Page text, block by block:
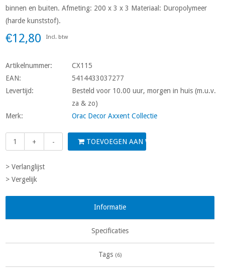
binnen en buiten. Afmeting: 200 x 3 x 3 Materiaal: Duropolymeer
(harde kunststof).
€12,80 Incl. btw
Artikelnummer:
CX115
EAN:
5414433037277
Levertijd:
Besteld voor 10.00 uur, morgen in huis (m.u.v.
za & zo)
Merk:
Orac Decor Axxent Collectie
+ - TOEVOEGEN AAN WINKELWAGEN
> Verlanglijst
> Vergelijk
Informatie
Specificaties
Tags (6)